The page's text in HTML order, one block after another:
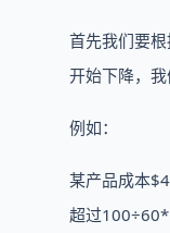
首先我们要
开始下降，我
例如：
某产品成本
超过